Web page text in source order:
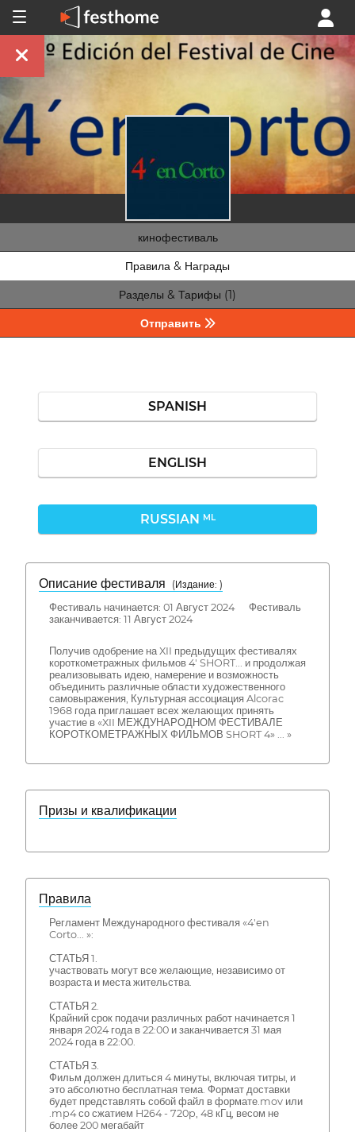
кинофестиваль
Правила & Награды
Разделы & Тарифы (1)
Отправить
SPANISH
ENGLISH
RUSSIAN ML
Описание фестиваля
( Издание: )
Фестиваль начинается: 01 Август 2024 Фестиваль
заканчивается: 11 Август 2024
Получив одобрение на XII предыдущих фестивалях
короткометражных фильмов 4' SHORT... и продолжая
реализовывать идею, намерение и возможность
объединить различные области художественного
самовыражения, Культурная ассоциация Alcorac
1968 года приглашает всех желающих принять
участие в «XII МЕЖДУНАРОДНОМ ФЕСТИВАЛЕ
КОРОТКОМЕТРАЖНЫХ ФИЛЬМОВ SHORT 4» ... »
Призы и квалификации
Правила
Регламент Международного фестиваля «4'en
Corto... »:
СТАТЬЯ 1.
участвовать могут все желающие, независимо от
возраста и места жительства.
СТАТЬЯ 2.
Крайний срок подачи различных работ начинается 1
января 2024 года в 22:00 и заканчивается 31 мая
2024 года в 22:00.
СТАТЬЯ 3.
Фильм должен длиться 4 минуты, включая титры, и
это абсолютно бесплатная тема. Формат доставки
будет представлять собой файл в формате.mov или
.mp4 со сжатием H264 - 720p, 48 кГц, весом не
более 200 мегабайт